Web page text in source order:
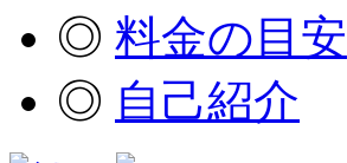
◎ 料金の目安
◎ 自己紹介